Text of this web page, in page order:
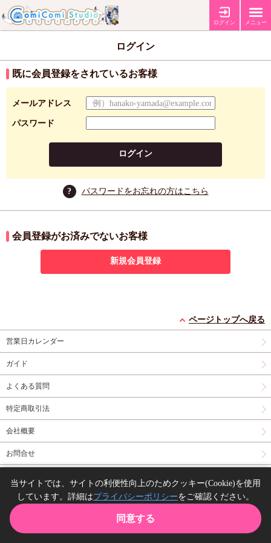
ログイン メニュー
ログイン
既に会員登録をされているお客様
メールアドレス
パスワード
ログイン
? パスワードをお忘れの方はこちら
会員登録がお済みでないお客様
新規会員登録
ページトップへ戻る
営業日カレンダー
ガイド
よくある質問
特定商取引法
会社概要
お問合せ
Copyright(C) comicomi studio. All right reserved.
当サイトでは、サイトの利便性向上のためクッキー(Cookie)を使用
しています。詳細はプライバシーポリシーをご確認ください。
同意する